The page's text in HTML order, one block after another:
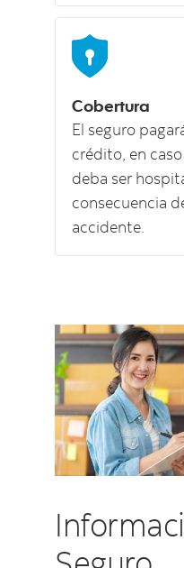
Cobertura
El seguro
crédito, en
deba ser
consecuencia
accidente.